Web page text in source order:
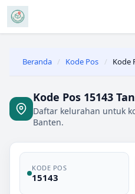
Beranda / Kode Pos / Kode
Kode Pos 15143
Daftar kelurahan untuk
Banten.
KODE POS
15143